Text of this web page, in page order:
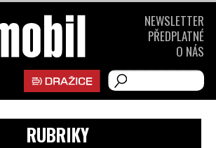
RUBRIKY
NEWSLETTER
PŘEDPLATNÉ
O NÁS